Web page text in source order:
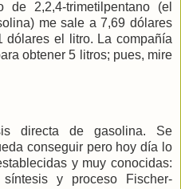
2,2,4-trimetilpentano (el
me sale a 7,69 dólares
el litro. La compañía
obtener 5 litros; pues, mire
directa de gasolina. Se
conseguir pero hoy día lo
y muy conocidas:
y proceso Fischer-